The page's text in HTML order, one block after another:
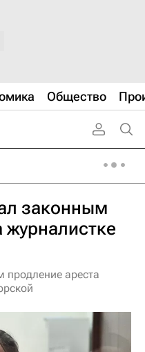
Общество
законным
журналистке
продление ареста